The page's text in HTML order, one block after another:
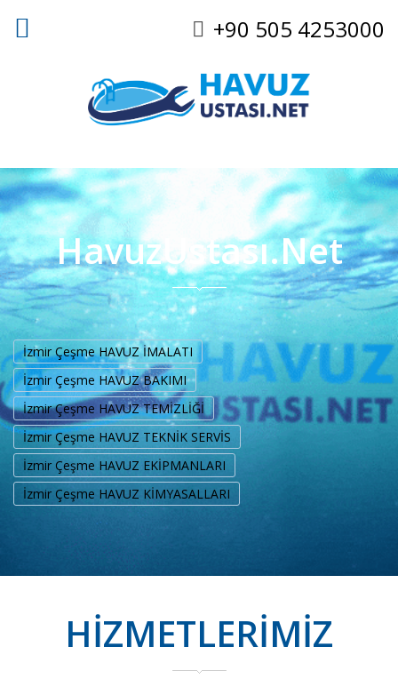
+90 505 4253000
HavuzUstası.Net
İzmir Çeşme HAVUZ İMALATI
İzmir Çeşme HAVUZ BAKIMI
İzmir Çeşme HAVUZ TEMİZLİĞİ
İzmir Çeşme HAVUZ TEKNİK SERVİS
İzmir Çeşme HAVUZ EKİPMANLARI
İzmir Çeşme HAVUZ KİMYASALLARI
HİZMETLERİMİZ